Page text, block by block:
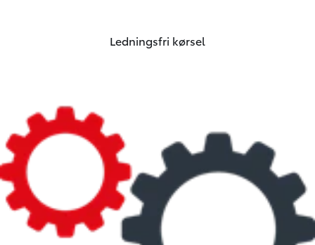
Ledningsfri kørsel